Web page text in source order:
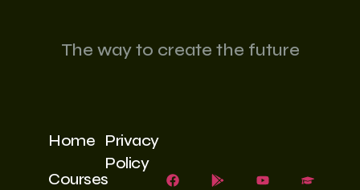
The way to create the future
Home
Courses
Privacy
Policy